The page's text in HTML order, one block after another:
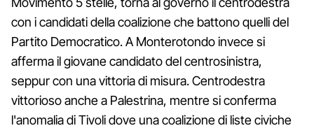
con i candidati della coalizione che battono quelli del
Partito Democratico. A Monterotondo invece si
afferma il giovane candidato del centrosinistra,
seppur con una vittoria di misura. Centrodestra
vittorioso anche a Palestrina, mentre si conferma
l'anomalia di Tivoli dove una coalizione di liste civiche